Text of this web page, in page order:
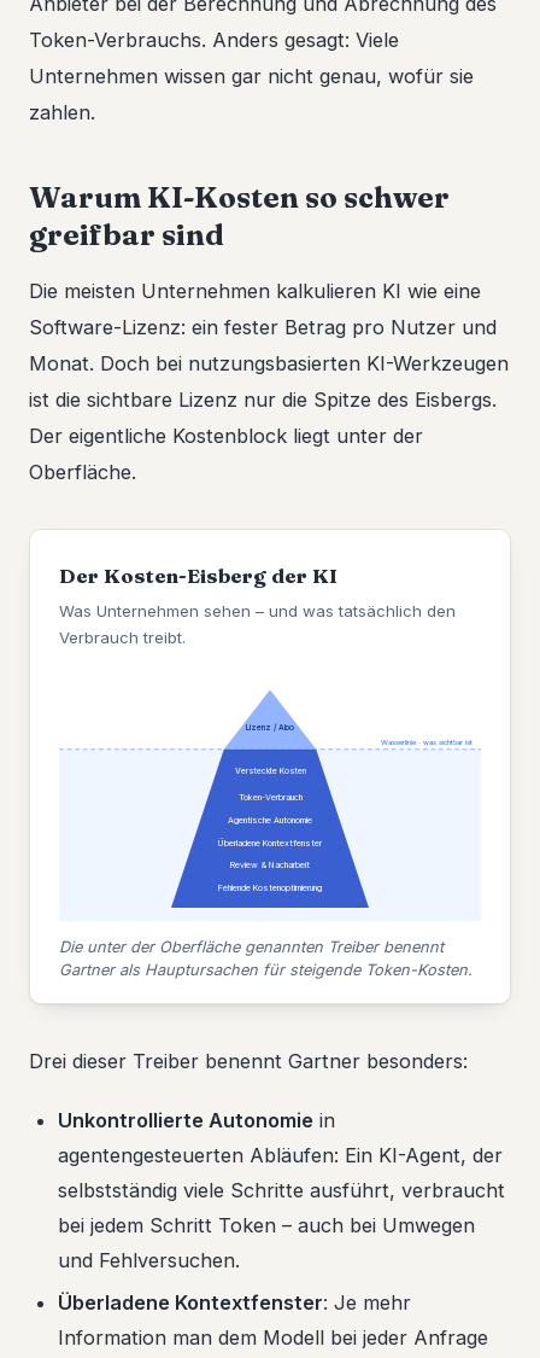
Token-Verbrauchs. Anders gesagt: Viele
Unternehmen wissen gar nicht genau, wofür sie
zahlen.
Warum KI-Kosten so schwer
greifbar sind
Die meisten Unternehmen kalkulieren KI wie eine
Software-Lizenz: ein fester Betrag pro Nutzer und
Monat. Doch bei nutzungsbasierten KI-Werkzeugen
ist die sichtbare Lizenz nur die Spitze des Eisbergs.
Der eigentliche Kostenblock liegt unter der
Oberfläche.
Der Kosten-Eisberg der KI
Was Unternehmen sehen – und was tatsächlich den
Verbrauch treibt.
Wasserlinie · was sichtbar ist
Lizenz / Abo
Versteckte Kosten
Token-Verbrauch
Agentische Autonomie
Überladene Kontextfenster
Review & Nacharbeit
Fehlende Kostenoptimierung
Die unter der Oberfläche genannten Treiber benennt
Gartner als Hauptursachen für steigende Token-Kosten.
Drei dieser Treiber benennt Gartner besonders:
Unkontrollierte Autonomie in
agentengesteuerten Abläufen: Ein KI-Agent, der
selbstständig viele Schritte ausführt, verbraucht
bei jedem Schritt Token – auch bei Umwegen
und Fehlversuchen.
Überladene Kontextfenster: Je mehr
Information man dem Modell bei jeder Anfrage